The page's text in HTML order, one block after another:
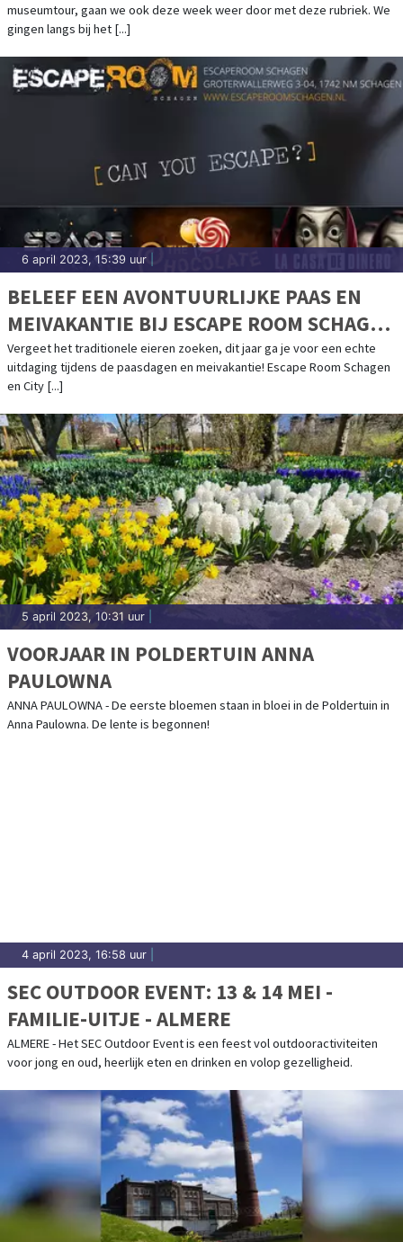
museumtour, gaan we ook deze week weer door met deze rubriek. We
gingen langs bij het [...]
6 april 2023, 15:39 uur
BELEEF EEN AVONTUURLIJKE PAAS EN
MEIVAKANTIE BIJ ESCAPE ROOM SCHAGEN
& CITY ADVENTURES!
Vergeet het traditionele eieren zoeken, dit jaar ga je voor een echte
uitdaging tijdens de paasdagen en meivakantie! Escape Room Schagen
en City [...]
5 april 2023, 10:31 uur
VOORJAAR IN POLDERTUIN ANNA
PAULOWNA
ANNA PAULOWNA - De eerste bloemen staan in bloei in de Poldertuin in
Anna Paulowna. De lente is begonnen!
4 april 2023, 16:58 uur
SEC OUTDOOR EVENT: 13 & 14 MEI -
FAMILIE-UITJE - ALMERE
ALMERE - Het SEC Outdoor Event is een feest vol outdooractiviteiten
voor jong en oud, heerlijk eten en drinken en volop gezelligheid.